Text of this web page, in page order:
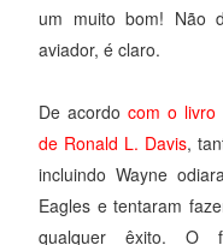
um muito bom! Não
aviador, é claro.
De acordocom o livro
de Ronald L. Davis,
incluindo Wayne
Eagles e tentaram
qualquer êxito. O